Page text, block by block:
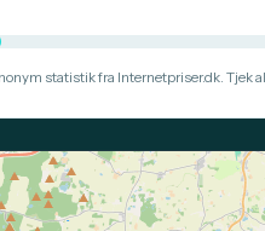
statistik fra Internetpriser.dk. Tjek